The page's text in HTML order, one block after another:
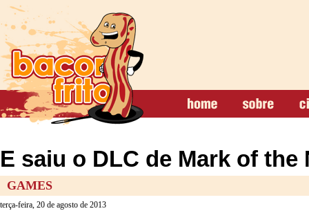
E saiu o DLC de Mark of the
GAMES
terça-feira, 20 de agosto de 2013